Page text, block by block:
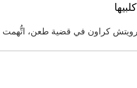
كراون في قضية طعن، اتُّهمت